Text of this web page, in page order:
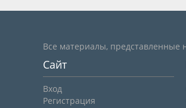
Все материалы, представленные
Сайт
Вход
Регистрация